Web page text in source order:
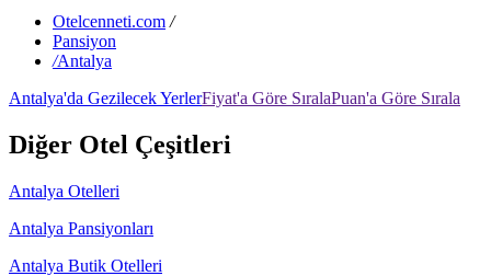
Otelcenneti.com /
Pansiyon
/Antalya
Antalya'da Gezilecek YerlerFiyat'a Göre SıralaPuan'a Göre Sırala
Diğer Otel Çeşitleri
Antalya Otelleri
Antalya Pansiyonları
Antalya Butik Otelleri